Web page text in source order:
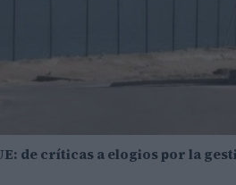
de críticas a elogios por la